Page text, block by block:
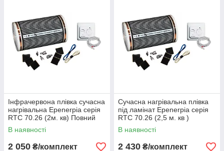
Інфрачервона плівка сучасна
нагрівальна Epenerpia серія
RTC 70.26 (2м. кв) Повний
комплект
В наявності
2 050 ₴/комплект
Сучасна нагрівальна плівка
під ламінат Epenerpia серія
RTC 70.26 (2,5 м. кв )
В наявності
2 430 ₴/комплект